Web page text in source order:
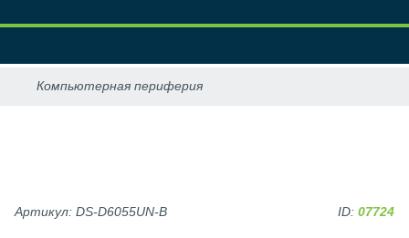
Артикул: DS-D6055UN-B ID: 07724